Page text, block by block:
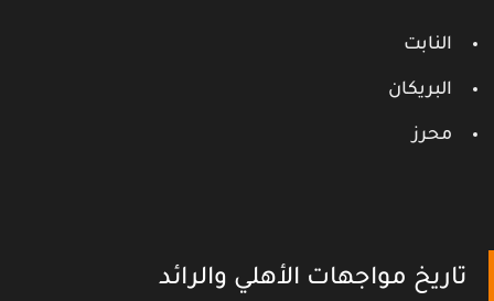
النابت
البريكان
محرز
تاريخ مواجهات الأهلي والرائد